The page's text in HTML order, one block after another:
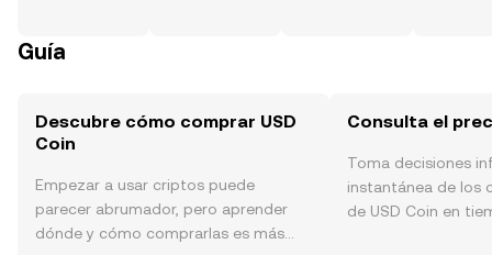
Guía
Descubre cómo comprar USD
Coin
Empezar a usar criptos puede
parecer abrumador, pero aprender
dónde y cómo comprarlas es más
Consulta el
Toma decisiones
instantánea de los
de USD Coin en